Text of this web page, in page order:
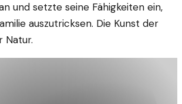
und setzte seine Fähigkeiten ein,
auszutricksen. Die Kunst der
Natur.